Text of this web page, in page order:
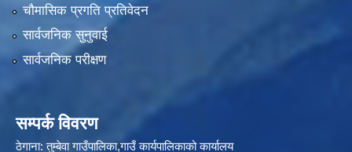
चौमासिक प्रगति प्रतिवेदन
सार्वजनिक सुनुवाई
सार्वजनिक परीक्षण
सम्पर्क विवरण
ठेगाना: तुम्बेवा गाउँपालिका,गाउँ कार्यपालिकाको कार्यालय